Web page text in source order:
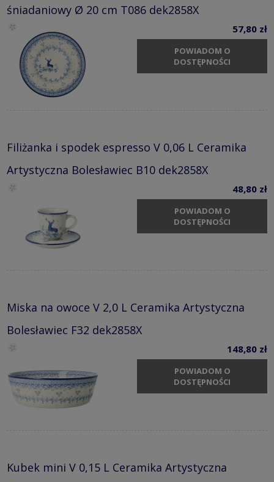
śniadaniowy Ø 20 cm T086 dek2858X
57,80 zł
POWIADOM O
DOSTĘPNOŚCI
Filiżanka i spodek espresso V 0,06 L Ceramika
Artystyczna Bolesławiec B10 dek2858X
48,80 zł
POWIADOM O
DOSTĘPNOŚCI
Miska na owoce V 2,0 L Ceramika Artystyczna
Bolesławiec F32 dek2858X
148,80 zł
POWIADOM O
DOSTĘPNOŚCI
Kubek mini V 0,15 L Ceramika Artystyczna